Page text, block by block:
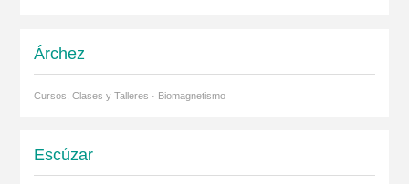
Árchez
Cursos, Clases y Talleres · Biomagnetismo
Escúzar